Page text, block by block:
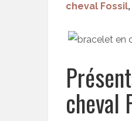
cheval Fossil
cheval